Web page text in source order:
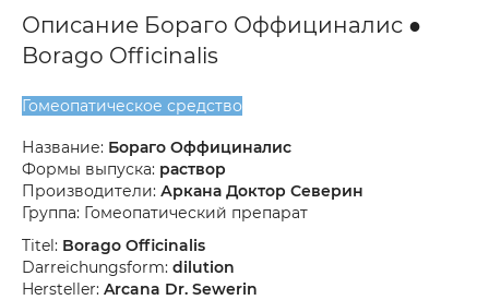
Описание Бораго Оффициналис ●
Borago Officinalis
Гомеопатическое средство
Название: Бораго Оффициналис
Формы выпуска: раствор
Производители: Аркана Доктор Северин
Группа: Гомеопатический препарат
Titel: Borago Officinalis
Darreichungsform: dilution
Hersteller: Arcana Dr. Sewerin